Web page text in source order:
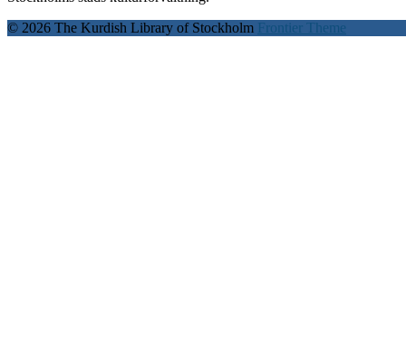
© 2026 The Kurdish Library of Stockholm Frontier Theme